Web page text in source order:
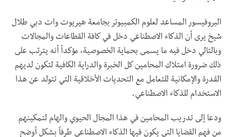
البروفيسور المساعد لعلوم الكمبيوتر بجامعة هيريوت وات دبي طلال
شيخ يرى أن الذكاء الاصطناعي دخل في كافة القطاعات والمجالات
وبالتالي دخل فيه ما يسمى بحماية الخصوصية، مؤكداً أنه يترتب على
ذلك ضرورة امتلاك المحامين كل الخبرة والدراية الكافية لتكون لديهم
القدرة والإمكانية للتعامل مع التحديات الأخلاقية التي تتولد عن هذا
الاستخدام للذكاء الاصطناعي.
ودعا إلى تدريب المحامين في هذا المجال الحيوي والهام لتمكينهم
من فهم القضايا التي يكون فيها الذكاء الاصطناعي طرفاً بشكل أوضح